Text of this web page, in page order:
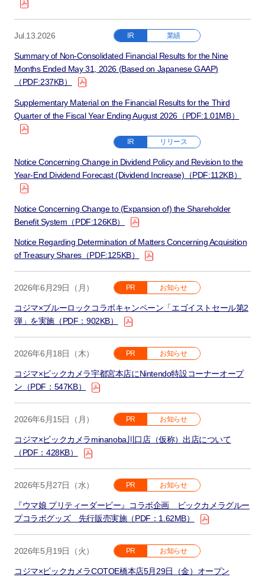
Jul.13.2026 IR 業績
Summary of Non-Consolidated Financial Results for the Nine
Months Ended May 31, 2026 (Based on Japanese GAAP)
（PDF:237KB）
Supplementary Material on the Financial Results for the Third
Quarter of the Fiscal Year Ending August 2026（PDF:1.01MB）
IR リリース
Notice Concerning Change in Dividend Policy and Revision to the
Year-End Dividend Forecast (Dividend Increase)（PDF:112KB）
Notice Concerning Change to (Expansion of) the Shareholder
Benefit System（PDF:126KB）
Notice Regarding Determination of Matters Concerning Acquisition
of Treasury Shares（PDF:125KB）
2026年6月29日（月） PR お知らせ
コジマ×ブルーロックコラボキャンペーン「エゴイストセール第2
弾」を実施（PDF：902KB）
2026年6月18日（木） PR お知らせ
コジマ×ビックカメラ宇都宮本店にNintendo特設コーナーオープ
ン（PDF：547KB）
2026年6月15日（月） PR お知らせ
コジマ×ビックカメラminanoba川口店（仮称）出店について
（PDF：428KB）
2026年5月27日（水） PR お知らせ
『ウマ娘 プリティーダービー』コラボ企画 ビックカメラグルー
プコラボグッズ 先行販売実施（PDF：1.62MB）
2026年5月19日（火） PR お知らせ
コジマ×ビックカメラCOTOE橋本店5月29日（金）オープン